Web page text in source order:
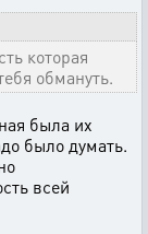
которая
обмануть.
была их
было думать.
всей